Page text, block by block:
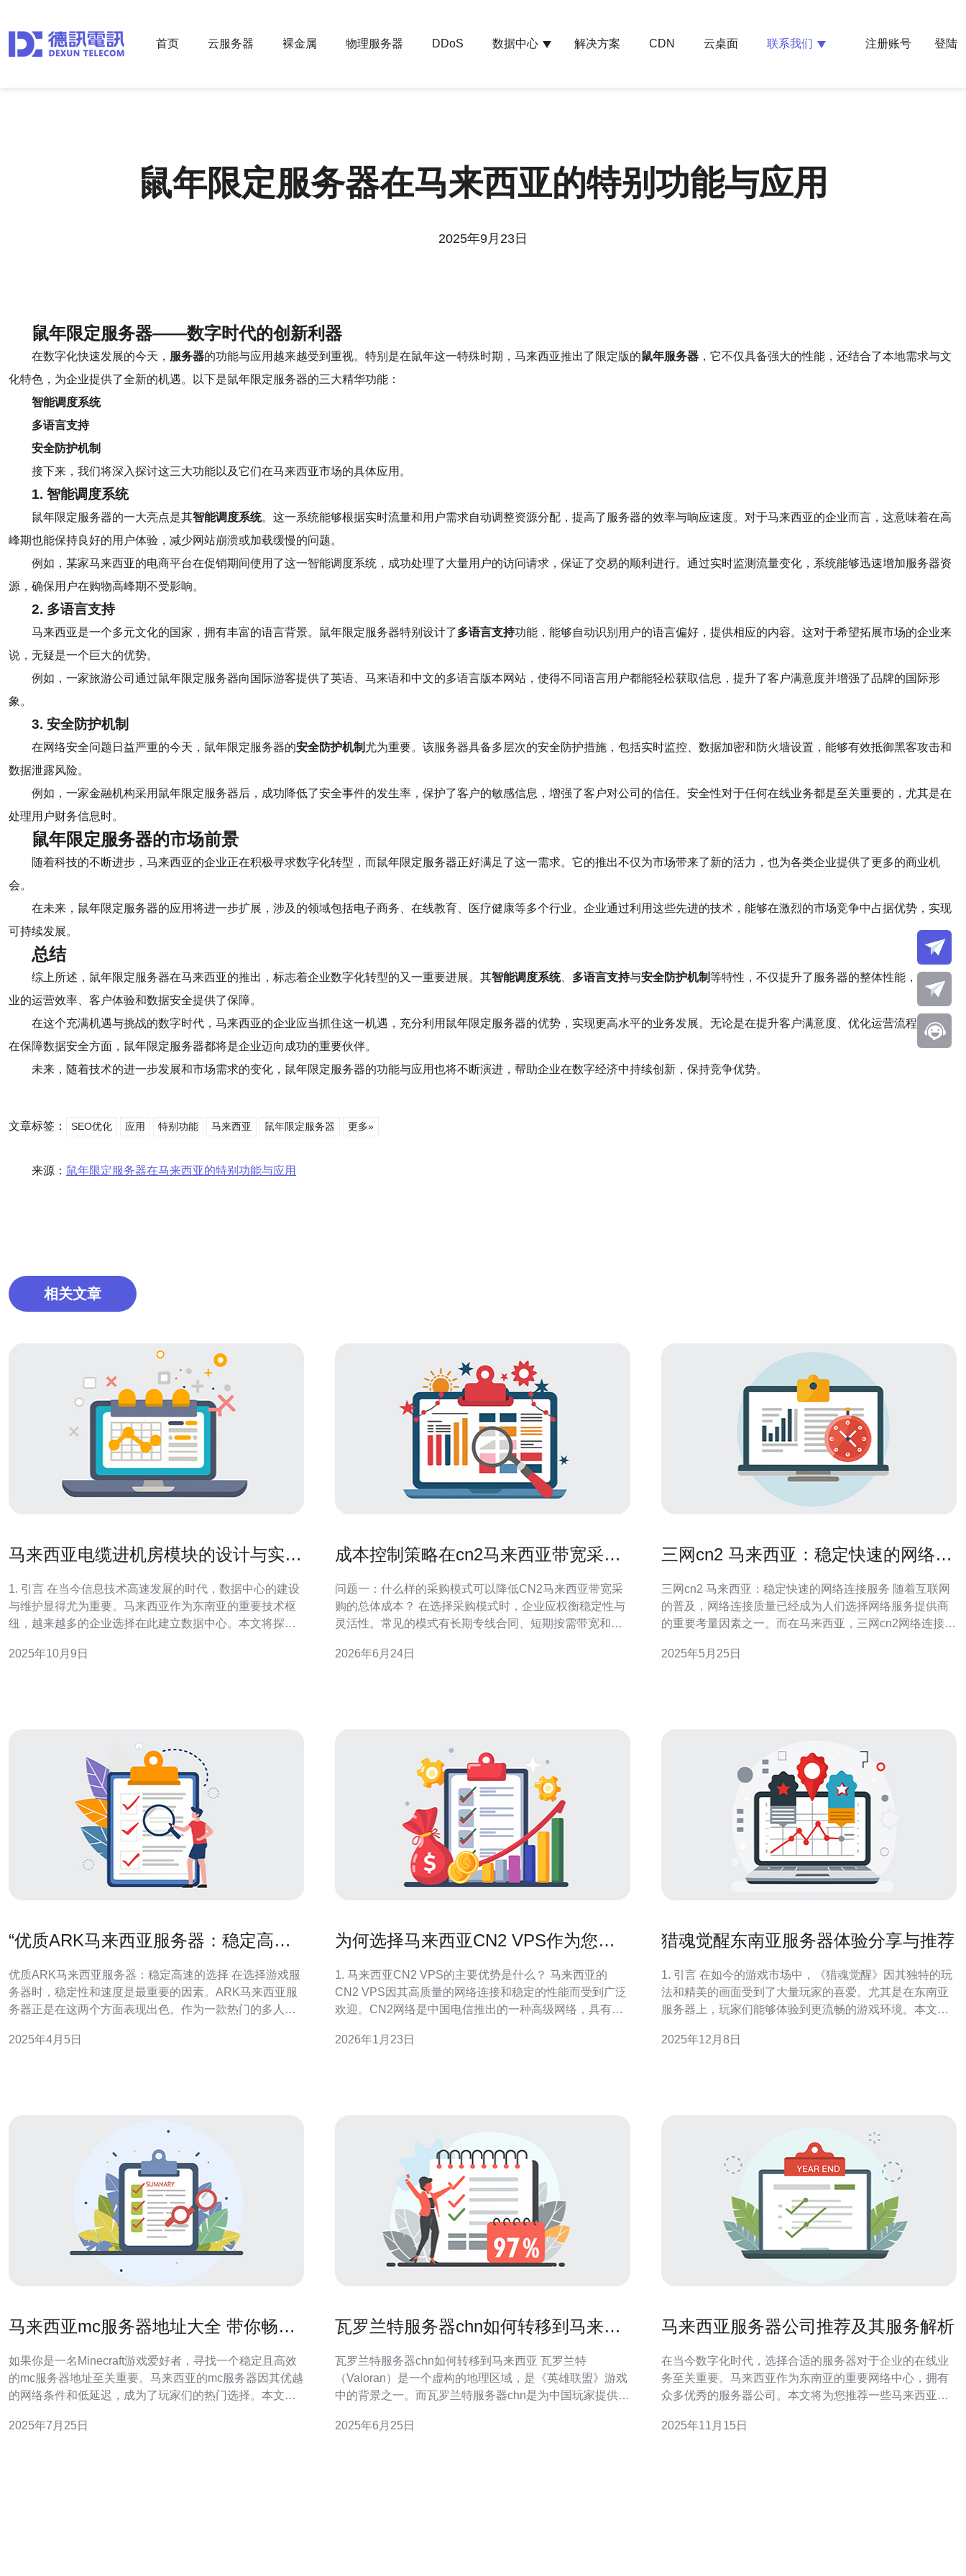
首页 云服务器 裸金属 物理服务器 DDoS 数据中心 解决方案 CDN 云桌面 联系我们 注册账号 登陆
鼠年限定服务器在马来西亚的特别功能与应用
2025年9月23日
鼠年限定服务器——数字时代的创新利器
在数字化快速发展的今天， 服务器的功能与应用越来越受到重视。特别是在鼠年这一特殊时期，马来西亚推出了限定版的鼠年服务器 ，它不仅具备强大的性能，还结合了本地需求与文
化特色，为企业提供了全新的机遇。以下是鼠年限定服务器的三大精华功能：
智能调度系统
多语言支持
安全防护机制
接下来，我们将深入探讨这三大功能以及它们在马来西亚市场的具体应用。
1. 智能调度系统
鼠年限定服务器的一大亮点是其智能调度系统。这一系统能够根据实时流量和用户需求自动调整资源分配，提高了服务器的效率与响应速度。对于马来西亚的企业而言，这意味着在高
峰期也能保持良好的用户体验，减少网站崩溃或加载缓慢的问题。
例如，某家马来西亚的电商平台在促销期间使用了这一智能调度系统，成功处理了大量用户的访问请求，保证了交易的顺利进行。通过实时监测流量变化，系统能够迅速增加服务器资
源，确保用户在购物高峰期不受影响。
2. 多语言支持
马来西亚是一个多元文化的国家，拥有丰富的语言背景。鼠年限定服务器特别设计了多语言支持功能，能够自动识别用户的语言偏好，提供相应的内容。这对于希望拓展市场的企业来
说，无疑是一个巨大的优势。
例如，一家旅游公司通过鼠年限定服务器向国际游客提供了英语、马来语和中文的多语言版本网站，使得不同语言用户都能轻松获取信息，提升了客户满意度并增强了品牌的国际形
象。
3. 安全防护机制
在网络安全问题日益严重的今天，鼠年限定服务器的安全防护机制 尤为重要。该服务器具备多层次的安全防护措施，包括实时监控、数据加密和防火墙设置，能够有效抵御黑客攻击和
数据泄露风险。
例如，一家金融机构采用鼠年限定服务器后，成功降低了安全事件的发生率，保护了客户的敏感信息，增强了客户对公司的信任。安全性对于任何在线业务都是至关重要的，尤其是在
处理用户财务信息时。
鼠年限定服务器的市场前景
随着科技的不断进步，马来西亚的企业正在积极寻求数字化转型，而鼠年限定服务器正好满足了这一需求。它的推出不仅为市场带来了新的活力，也为各类企业提供了更多的商业机
会。
在未来，鼠年限定服务器的应用将进一步扩展，涉及的领域包括电子商务、在线教育、医疗健康等多个行业。企业通过利用这些先进的技术，能够在激烈的市场竞争中占据优势，实现
可持续发展。
总结
综上所述，鼠年限定服务器在马来西亚的推出，标志着企业数字化转型的又一重要进展。其智能调度系统、 多语言支持与安全防护机制等特性，不仅提升了服务器的整体性能，也为企
业的运营效率、客户体验和数据安全提供了保障。
在这个充满机遇与挑战的数字时代，马来西亚的企业应当抓住这一机遇，充分利用鼠年限定服务器的优势，实现更高水平的业务发展。无论是在提升客户满意度、优化运营流程，还是
在保障数据安全方面，鼠年限定服务器都将是企业迈向成功的重要伙伴。
未来，随着技术的进一步发展和市场需求的变化，鼠年限定服务器的功能与应用也将不断演进，帮助企业在数字经济中持续创新，保持竞争优势。
文章标签： SEO优化 应用 特别功能 马来西亚 鼠年限定服务器 更多»
来源： 鼠年限定服务器在马来西亚的特别功能与应用
相关文章
马来西亚电缆进机房模块的设计与实施
1. 引言 在当今信息技术高速发展的时代，数据中心的建设
与维护显得尤为重要。马来西亚作为东南亚的重要技术枢
纽，越来越多的企业选择在此建立数据中心。本文将探讨
2025年10月9日
成本控制策略在cn2马来西亚带宽采购
问题一：什么样的采购模式可以降低CN2马来西亚带宽采
购的总体成本？ 在选择采购模式时，企业应权衡稳定性与
灵活性。常见的模式有长期专线合同、短期按需带宽和混
景，能获得较低的年平均费用；按需型适合波动大、预算
2026年6月24日
三网cn2 马来西亚：稳定快速的网络连
三网cn2 马来西亚：稳定快速的网络连接服务 随着互联网
的普及，网络连接质量已经成为人们选择网络服务提供商
的重要考量因素之一。而在马来西亚，三网cn2网络连接服
服务是指中国电信、中国联通和中国移动三大电信运营商
2025年5月25日
“优质ARK马来西亚服务器：稳定高速
优质ARK马来西亚服务器：稳定高速的选择 在选择游戏服
务器时，稳定性和速度是最重要的因素。ARK马来西亚服
务器正是在这两个方面表现出色。作为一款热门的多人在
戏体验。马来西亚的服务器基础设施和网络连接非常可
2025年4月5日
为何选择马来西亚CN2 VPS作为您的
1. 马来西亚CN2 VPS的主要优势是什么？ 马来西亚的
CN2 VPS因其高质量的网络连接和稳定的性能而受到广泛
欢迎。CN2网络是中国电信推出的一种高级网络，具有低
需要快速响应和稳定连接的应用，如在线游戏、电商网站
2026年1月23日
猎魂觉醒东南亚服务器体验分享与推荐
1. 引言 在如今的游戏市场中，《猎魂觉醒》因其独特的玩
法和精美的画面受到了大量玩家的喜爱。尤其是在东南亚
服务器上，玩家们能够体验到更流畅的游戏环境。本文将
的玩家顺利进入游戏。 2. 注册账户 在体验东南亚服务器之
2025年12月8日
马来西亚mc服务器地址大全 带你畅玩
如果你是一名Minecraft游戏爱好者，寻找一个稳定且高效
的mc服务器地址至关重要。马来西亚的mc服务器因其优越
的网络条件和低延迟，成为了玩家们的热门选择。本文将
地址，助力您在Minecraft中畅游无阻！ 马来西亚mc服务器
2025年7月25日
瓦罗兰特服务器chn如何转移到马来西
瓦罗兰特服务器chn如何转移到马来西亚 瓦罗兰特
（Valoran）是一个虚构的地理区域，是《英雄联盟》游戏
中的背景之一。而瓦罗兰特服务器chn是为中国玩家提供游
题、服务器维护等，玩家们希望将瓦罗兰特服务器chn转移
2025年6月25日
马来西亚服务器公司推荐及其服务解析
在当今数字化时代，选择合适的服务器对于企业的在线业
务至关重要。马来西亚作为东南亚的重要网络中心，拥有
众多优秀的服务器公司。本文将为您推荐一些马来西亚的
便宜的服务器方案。 一、最佳马来西亚服务器公司推荐 在
2025年11月15日